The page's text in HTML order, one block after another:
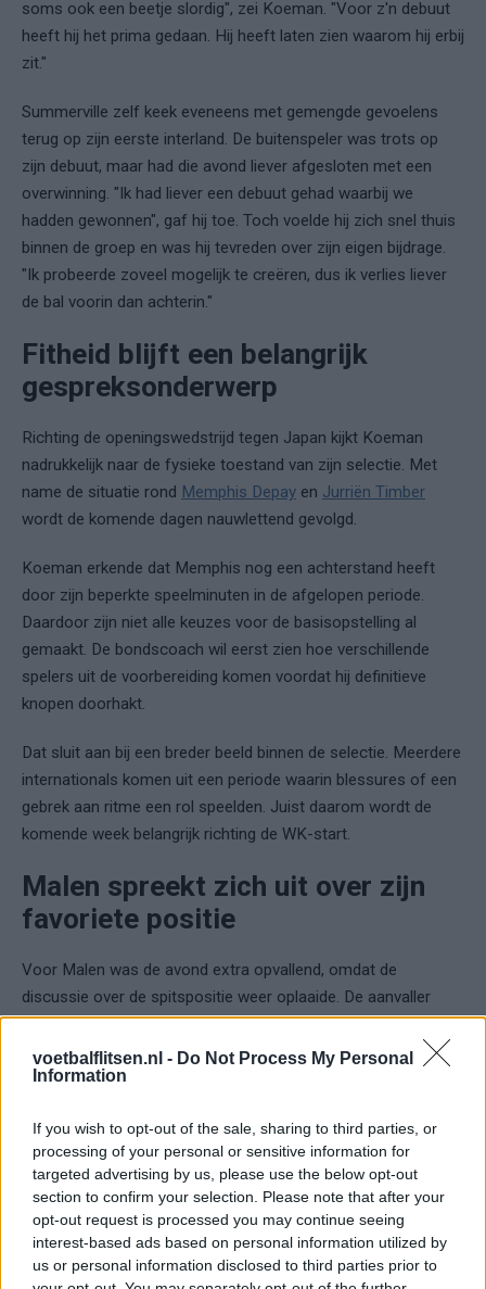
voetbalflitsen.nl - Do Not Process My Personal
Information
If you wish to opt-out of the sale, sharing to third parties, or
processing of your personal or sensitive information for
targeted advertising by us, please use the below opt-out
section to confirm your selection. Please note that after your
opt-out request is processed you may continue seeing
interest-based ads based on personal information utilized by
us or personal information disclosed to third parties prior to
soms ook een beetje slordig", zei Koeman. "Voor z'n debuut
heeft hij het prima gedaan. Hij heeft laten zien waarom hij erbij
zit."
Summerville zelf keek eveneens met gemengde gevoelens
terug op zijn eerste interland. De buitenspeler was trots op
zijn debuut, maar had die avond liever afgesloten met een
overwinning. "Ik had liever een debuut gehad waarbij we
hadden gewonnen", gaf hij toe. Toch voelde hij zich snel thuis
binnen de groep en was hij tevreden over zijn eigen bijdrage.
"Ik probeerde zoveel mogelijk te creëren, dus ik verlies liever
de bal voorin dan achterin."
Fitheid blijft een belangrijk
gespreksonderwerp
Richting de openingswedstrijd tegen Japan kijkt Koeman
nadrukkelijk naar de fysieke toestand van zijn selectie. Met
name de situatie rond Memphis Depay en Jurriën Timber
wordt de komende dagen nauwlettend gevolgd.
Koeman erkende dat Memphis nog een achterstand heeft
door zijn beperkte speelminuten in de afgelopen periode.
Daardoor zijn niet alle keuzes voor de basisopstelling al
gemaakt. De bondscoach wil eerst zien hoe verschillende
spelers uit de voorbereiding komen voordat hij definitieve
knopen doorhakt.
Dat sluit aan bij een breder beeld binnen de selectie. Meerdere
internationals komen uit een periode waarin blessures of een
gebrek aan ritme een rol speelden. Juist daarom wordt de
komende week belangrijk richting de WK-start.
Malen spreekt zich uit over zijn
favoriete positie
Voor Malen was de avond extra opvallend, omdat de
discussie over de spitspositie weer oplaaide. De aanvaller
begon centraal in de aanval en liet na afloop doorschemeren
dat dat ook zijn voorkeursrol is.
positie", zei Malen toen hem werd gevraagd naar de discussie
rond de centrumspits van Oranje.
Ondanks de nederlaag zag hij ook positieve punten. Zo was hij
tevreden over de samenwerking met Summerville. Volgens
Malen zorgde de debutant regelmatig voor dreiging en
ontstonden er daardoor meerdere gevaarlijke situaties. Alleen